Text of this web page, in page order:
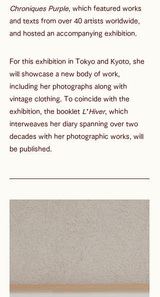
Chroniques Purple, which featured works
and texts from over 40 artists worldwide,
and hosted an accompanying exhibition.
For this exhibition in Tokyo and Kyoto, she
will showcase a new body of work,
including her photographs along with
vintage clothing. To coincide with the
exhibition, the booklet L’Hiver, which
interweaves her diary spanning over two
decades with her photographic works, will
be published.